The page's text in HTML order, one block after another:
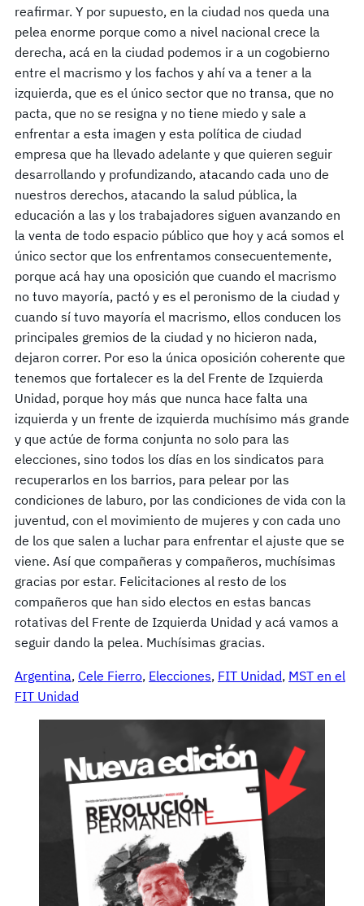
reafirmar. Y por supuesto, en la ciudad nos queda una
pelea enorme porque como a nivel nacional crece la
derecha, acá en la ciudad podemos ir a un cogobierno
entre el macrismo y los fachos y ahí va a tener a la
izquierda, que es el único sector que no transa, que no
pacta, que no se resigna y no tiene miedo y sale a
enfrentar a esta imagen y esta política de ciudad
empresa que ha llevado adelante y que quieren seguir
desarrollando y profundizando, atacando cada uno de
nuestros derechos, atacando la salud pública, la
educación a las y los trabajadores siguen avanzando en
la venta de todo espacio público que hoy y acá somos el
único sector que los enfrentamos consecuentemente,
porque acá hay una oposición que cuando el macrismo
no tuvo mayoría, pactó y es el peronismo de la ciudad y
cuando sí tuvo mayoría el macrismo, ellos conducen los
principales gremios de la ciudad y no hicieron nada,
dejaron correr. Por eso la única oposición coherente que
tenemos que fortalecer es la del Frente de Izquierda
Unidad, porque hoy más que nunca hace falta una
izquierda y un frente de izquierda muchísimo más grande
y que actúe de forma conjunta no solo para las
elecciones, sino todos los días en los sindicatos para
recuperarlos en los barrios, para pelear por las
condiciones de laburo, por las condiciones de vida con la
juventud, con el movimiento de mujeres y con cada uno
de los que salen a luchar para enfrentar el ajuste que se
viene. Así que compañeras y compañeros, muchísimas
gracias por estar. Felicitaciones al resto de los
compañeros que han sido electos en estas bancas
rotativas del Frente de Izquierda Unidad y acá vamos a
seguir dando la pelea. Muchísimas gracias.
Argentina, Cele Fierro, Elecciones, FIT Unidad, MST en el
FIT Unidad